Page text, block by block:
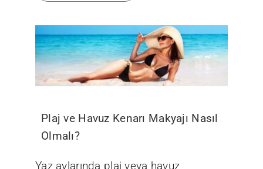
Plaj ve Havuz Kenarı Makyajı Nasıl
Olmalı?
Yaz aylarında plaj veya havuz